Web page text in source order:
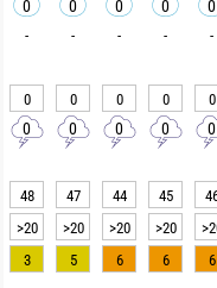
0 0 0 0 0
- - - - -
0 0 0 0 0
0 0 0 0 0
48 47 44 45
>20 >20 >20 >20
3 5 6 6 6